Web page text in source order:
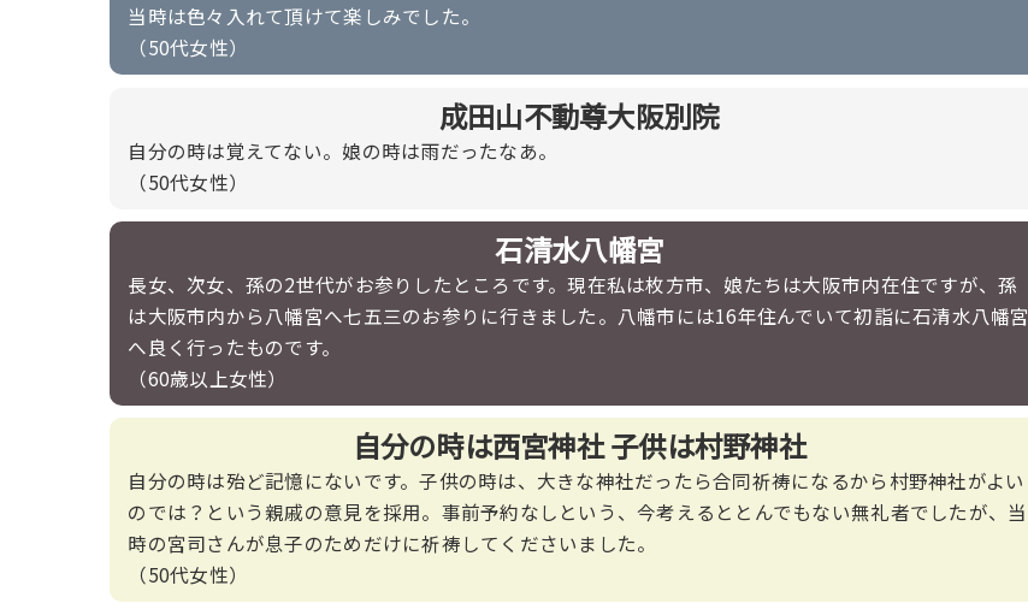
当時は色々入れて頂けて楽しみでした。
（50代女性）
成田山不動尊大阪別院
自分の時は覚えてない。娘の時は雨だったなあ。
（50代女性）
石清水八幡宮
長女、次女、孫の2世代がお参りしたところです。現在私は枚方市、娘たちは大阪市内在住ですが、孫
は大阪市内から八幡宮へ七五三のお参りに行きました。八幡市には16年住んでいて初詣に石清水八幡宮
へ良く行ったものです。
（60歳以上女性）
自分の時は西宮神社 子供は村野神社
自分の時は殆ど記憶にないです。子供の時は、大きな神社だったら合同祈祷になるから村野神社がよい
のでは？という親戚の意見を採用。事前予約なしという、今考えるととんでもない無礼者でしたが、当
時の宮司さんが息子のためだけに祈祷してくださいました。
（50代女性）